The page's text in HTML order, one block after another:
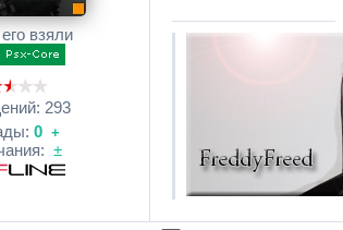
взяли
293
0 +
±